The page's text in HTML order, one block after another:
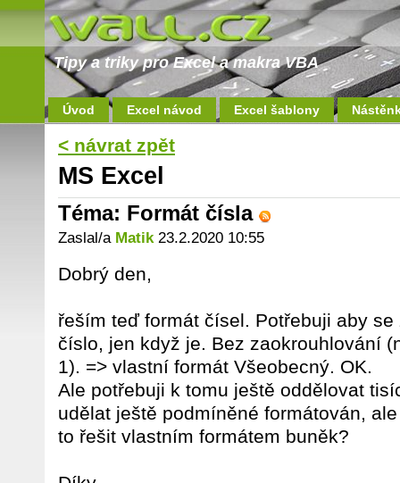
Tipy a triky pro Excel a makra VBA
Úvod Excel návod Excel šablony
< návrat zpět
MS Excel
Téma: Formát čísla
Zaslal/a Matik23.2.2020 10:55
Dobrý den,
řeším teď formát čísel. Potřebuji aby
číslo, jen když je. Bez zaokrouhlování
1). => vlastní formát Všeobecný. OK.
Ale potřebuji k tomu ještě oddělovat
udělat ještě podmíněné formátován,
to řešit vlastním formátem buněk?